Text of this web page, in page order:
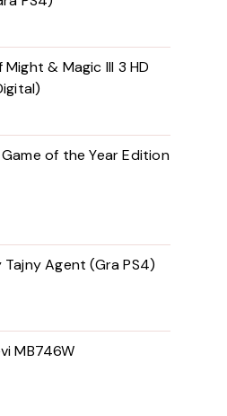
& Magic III 3 HD
of the Year Edition
Agent (Gra PS4)
MB746W